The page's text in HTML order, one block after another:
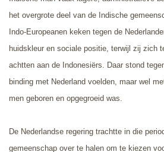
het overgrote deel van de Indische
Indo-Europeanen keken tegen de
huidskleur en sociale positie, terwijl zij zich
achtten aan de Indonesiërs. Daar stond
binding met Nederland voelden, maar wel
men geboren en opgegroeid was.
De Nederlandse regering trachtte in die
gemeenschap over te halen om te kiezen